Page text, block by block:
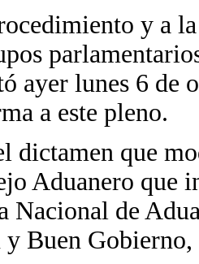
y a
ayer lunes 6 de
a este pleno.
dictamen que
Aduanero que
Nacional de
Buen